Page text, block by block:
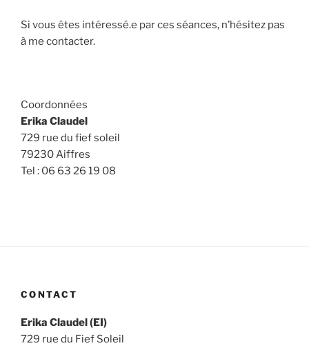
Si vous êtes intéressé.e par ces séances, n’hésitez pas
à me contacter.
Coordonnées
Erika Claudel
729 rue du fief soleil
79230 Aiffres
Tel : 06 63 26 19 08
CONTACT
Erika Claudel (EI)
729 rue du Fief Soleil